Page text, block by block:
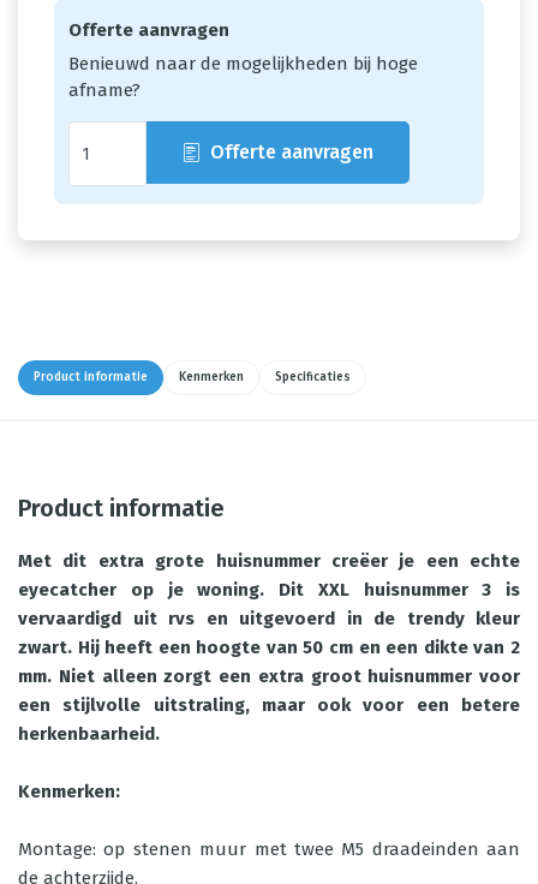
Offerte aanvragen
Benieuwd naar de mogelijkheden bij hoge
afname?
Offerte aanvragen
Product informatie Kenmerken Specificaties
Product informatie
Met dit extra grote huisnummer creëer je een echte
eyecatcher op je woning. Dit XXL huisnummer 3 is
vervaardigd uit rvs en uitgevoerd in de trendy kleur
zwart. Hij heeft een hoogte van 50 cm en een dikte van 2
mm. Niet alleen zorgt een extra groot huisnummer voor
een stijlvolle uitstraling, maar ook voor een betere
herkenbaarheid.
Kenmerken:
Montage: op stenen muur met twee M5 draadeinden aan
de achterzijde.